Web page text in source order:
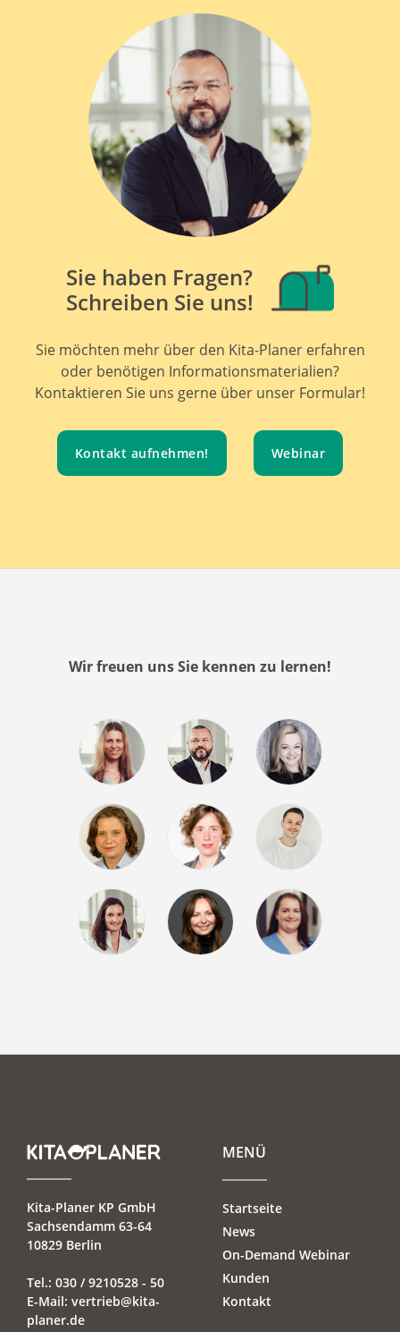
Sie haben Fragen?
Schreiben Sie uns!
Sie möchten mehr über den Kita-Planer erfahren
oder benötigen Informationsmaterialien?
Kontaktieren Sie uns gerne über unser Formular!
Kontakt aufnehmen! Webinar
Wir freuen uns Sie kennen zu lernen!
Kita-Planer KP GmbH
Sachsendamm 63-64
10829 Berlin
Tel.: 030 / 9210528 - 50
E-Mail: vertrieb@kita-
planer.de
MENÜ
Startseite
News
On-Demand Webinar
Kunden
Kontakt